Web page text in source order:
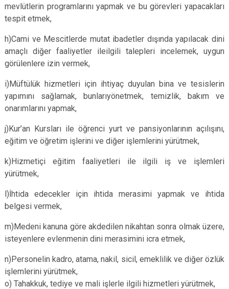
mevlütlerin programlarını yapmak ve bu görevleri yapacakları
tespit etmek,
h)Cami ve Mescitlerde mutat ibadetler dışında yapılacak dini
amaçlı diğer faaliyetler ileilgili talepleri incelemek, uygun
görülenlere izin vermek,
i)Müftülük hizmetleri için ihtiyaç duyulan bina ve tesislerin
yapımını sağlamak, bunlarıyönetmek, temizlik, bakım ve
onarımlarını yapmak,
j)Kur’an Kursları ile öğrenci yurt ve pansiyonlarının açılışını,
eğitim ve öğretim işlerini ve diğer işlemlerini yürütmek,
k)Hizmetiçi eğitim faaliyetleri ile ilgili iş ve işlemleri
yürütmek,
l)İhtida edecekler için ihtida merasimi yapmak ve ihtida
belgesi vermek,
m)Medeni kanuna göre akdedilen nikahtan sonra olmak üzere,
isteyenlere evlenmenin dini merasimini icra etmek,
n)Personelin kadro, atama, nakil, sicil, emeklilik ve diğer özlük
işlemlerini yürütmek,
o) Tahakkuk, tediye ve mali işlerle ilgili hizmetleri yürütmek,